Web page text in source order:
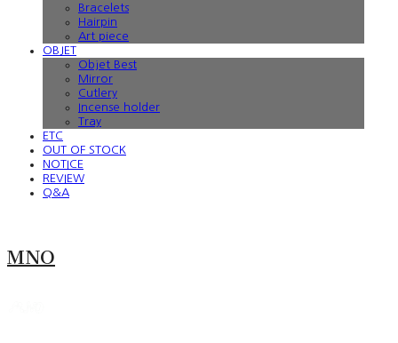
Bracelets
Hairpin
Art piece
OBJET
Objet Best
Mirror
Cutlery
Incense holder
Tray
ETC
OUT OF STOCK
NOTICE
REVIEW
Q&A
MNO